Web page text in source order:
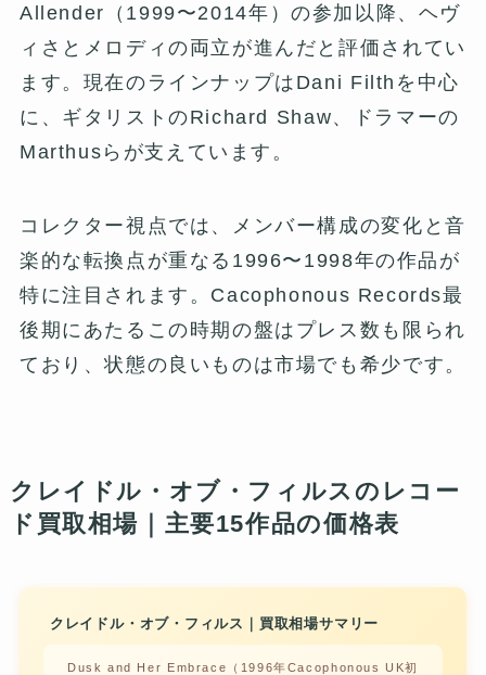
Allender（1999〜2014年）の参加以降、ヘヴ
ィさとメロディの両立が進んだと評価されてい
ます。現在のラインナップはDani Filthを中心
に、ギタリストのRichard Shaw、ドラマーの
Marthusらが支えています。
コレクター視点では、メンバー構成の変化と音
楽的な転換点が重なる1996〜1998年の作品が
特に注目されます。Cacophonous Records最
後期にあたるこの時期の盤はプレス数も限られ
ており、状態の良いものは市場でも希少です。
クレイドル・オブ・フィルスのレコー
ド買取相場｜主要15作品の価格表
クレイドル・オブ・フィルス｜買取相場サマリー
Dusk and Her Embrace（1996年Cacophonous UK初